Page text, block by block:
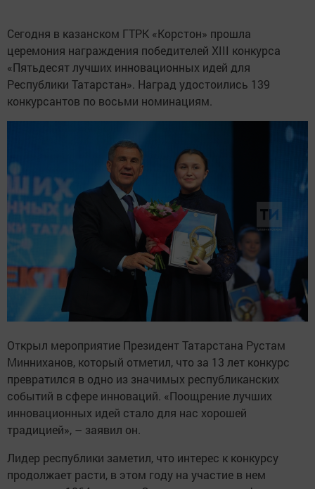
Сегодня в казанском ГТРК «Корстон» прошла
церемония награждения победителей XIII конкурса
«Пятьдесят лучших инновационных идей для
Республики Татарстан». Наград удостоились 139
конкурсантов по восьми номинациям.
Открыл мероприятие Президент Татарстана Рустам
Минниханов, который отметил, что за 13 лет конкурс
превратился в одно из значимых республиканских
событий в сфере инноваций. «Поощрение лучших
инновационных идей стало для нас хорошей
традицией», – заявил он.
Лидер республики заметил, что интерес к конкурсу
продолжает расти, в этом году на участие в нем